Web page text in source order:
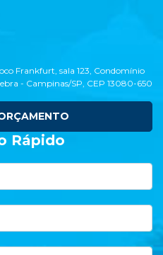
Frankfurt, sala 123, Condomínio
- Campinas/SP, CEP 13080-650
Rápido